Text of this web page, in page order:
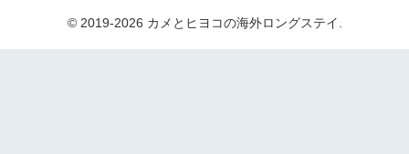
© 2019-2026 カメとヒヨコの海外ロングステイ.